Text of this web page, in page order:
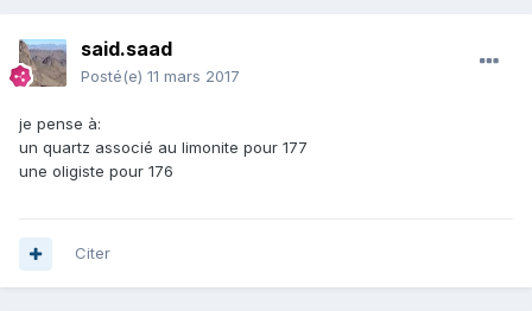
said.saad
Posté(e) 11 mars 2017
je pense à:
un quartz associé au limonite pour 177
une oligiste pour 176
Citer